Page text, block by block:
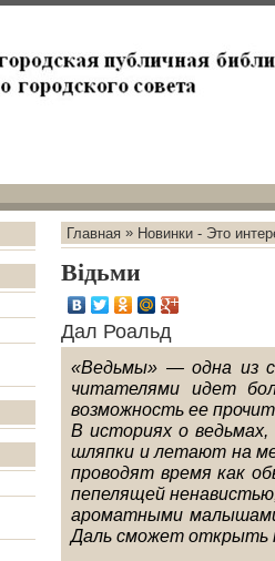
Главная » Новинки - Это
Відьми
Дал Роальд
«Ведьмы» — одна из
читателями идет
возможность ее
В историях о
шляпки и летают на
проводят время как
пепелящей
ароматными
Даль сможет открыть